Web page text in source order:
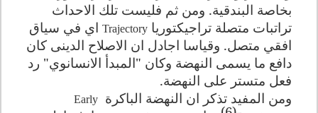
بخاصة البندقية. ومن ثم فليست تلك الاحداث
تراتبات متصلة تراجيكتوريا Trajectory اي في سياق
افقي متصل. وقياسا اجادل ان الاصلاح الدينى كان
دافع ما يسمى النهضة وكان "المبدأ الانسانوي" رد
فعل متستر على النهضة.
ومن المفيد تذكر ان النهضة الباكرة
Early